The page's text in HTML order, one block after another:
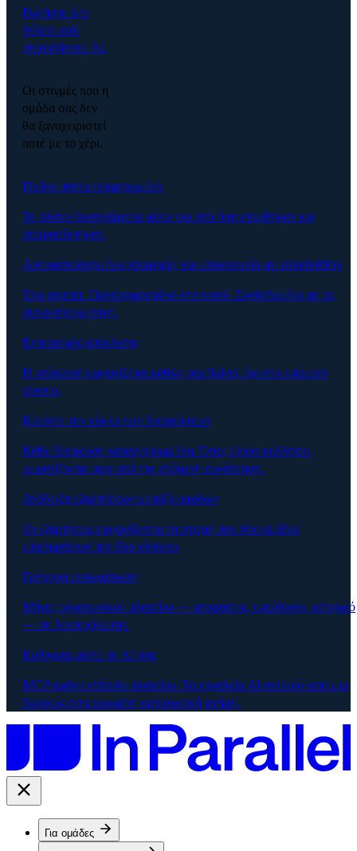
Ρωτήστε ό,τι
θέλετε από
οποιοδήποτε AI.
Οι στιγμές που η
ομάδα σας δεν
θα ξαναχειριστεί
ποτέ με το χέρι.
Πλάνο πάντα ενημερωμένο
Το πλάνο ξαναγράφεται μόνο του από όσα ειπώθηκαν και
αποφασίστηκαν.
Αυτοματοποιημένες αναφορές και επικοινωνία με stakeholders
Ένα prompt. Προσαρμοσμένο στο κοινό. Συνδεδεμένο με τις
συναντήσεις-πηγή.
Εντοπισμός απόκλισης
Η απόκλιση εμφανίζεται καθώς συμβαίνει, όχι στο επόμενο
steerco.
Κλείστε τον κύκλο των δεσμεύσεων
Κάθε δέσμευση καταγεγραμμένη. Όσες έχουν κολλήσει
εμφανίζονται πριν από την επόμενη συνάντηση.
Ανάδειξη εξαρτήσεων μεταξύ ομάδων
Οι εξαρτήσεις εμφανίζονται τη στιγμή που δύο ομάδες
επισημαίνουν τον ίδιο κίνδυνο.
Γρήγορη ενσωμάτωση
Μήνες οργανωτικού πλαισίου — αποφάσεις, υπεύθυνοι, ιστορικό
— σε δευτερόλεπτα.
Ευθυγραμμίστε το AI σας
MCP-native επίπεδο πλαισίου. Τα εργαλεία AI αντλούν από μια
διαρκώς ενημερωμένη οργανωτική μνήμη.
Για ομάδες